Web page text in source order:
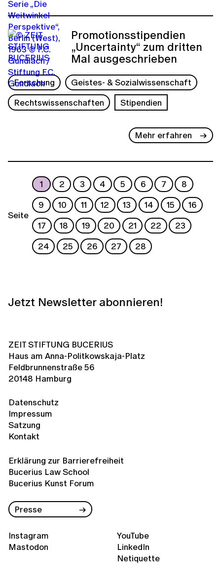
Promotionsstipendien
„Uncertainty“ zum dritten
Mal ausgeschrieben
Forschung
Geistes- & Sozialwissenschaft
Rechtswissenschaften
Stipendien
Mehr erfahren
Seite
1 2 3 4 5 6 7
8
9
10 11 12 13 14 15
16
17
18 19 20 21 22
23
24
25 26 27 28
Jetzt Newsletter abonnieren!
ZEIT STIFTUNG BUCERIUS
Haus am Anna-Politkowskaja-Platz
Feldbrunnenstraße 56
20148 Hamburg
Datenschutz
Impressum
Satzung
Kontakt
Erklärung zur Barrierefreiheit
Bucerius Law School
Bucerius Kunst Forum
Presse
Instagram
Mastodon
YouTube
LinkedIn
Netiquette